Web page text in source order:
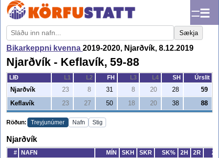
☰
Sækja
Bikarkeppni kvenna 2019-2020, Njarðvík, 8.12.2019
Njarðvík - Keflavík, 59-88
LIÐ L1 L2 FH L3 L4 SH
Úrslit
Njarðvík
23 8 31 8 20 28
59
Keflavík
23 27 50 18 20 38 88
Röðun: Treyjunúmer Nafn Stig
Njarðvík
# NAFN MÍN SKH SKR SK% 2H 2R